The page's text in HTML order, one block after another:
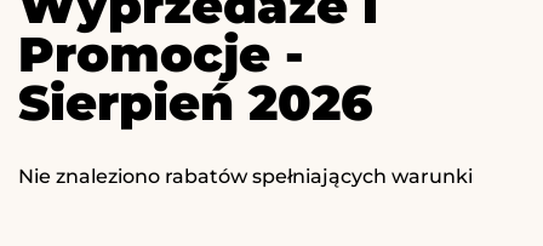
Promocje -
Sierpień 2026
Nie znaleziono rabatów spełniających warunki